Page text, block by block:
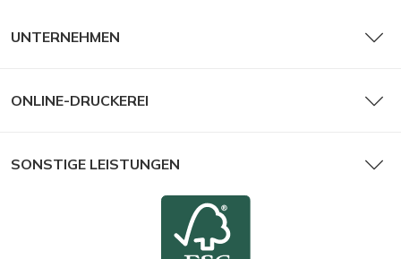
UNTERNEHMEN
ONLINE-DRUCKEREI
SONSTIGE LEISTUNGEN